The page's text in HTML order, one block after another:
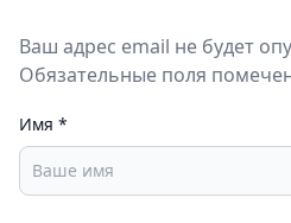
Ваш адрес email не будет
Обязательные поля
Имя *